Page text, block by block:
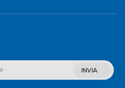
INVIA